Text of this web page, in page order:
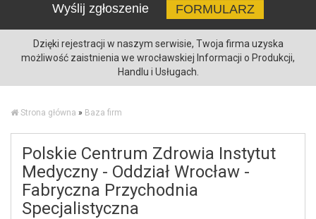
Wyślij zgłoszenie
FORMULARZ
Dzięki rejestracji w naszym serwisie, Twoja firma uzyska
możliwość zaistnienia we wrocławskiej Informacji o Produkcji,
Handlu i Usługach.
Strona główna » Baza firm
Polskie Centrum Zdrowia Instytut
Medyczny - Oddział Wrocław -
Fabryczna Przychodnia
Specjalistyczna